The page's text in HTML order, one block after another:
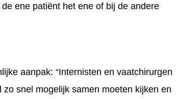
ene patiënt het ene of bij de andere
aanpak: “Internisten en vaatchirurgen
snel mogelijk samen moeten kijken en